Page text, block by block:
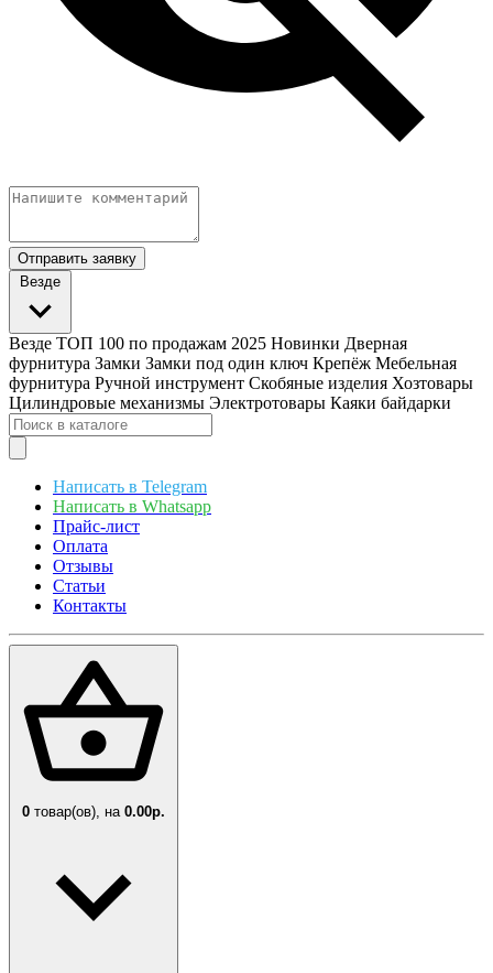
Отправить заявку
Везде
Везде ТОП 100 по продажам 2025 Новинки Дверная
фурнитура Замки Замки под один ключ Крепёж Мебельная
фурнитура Ручной инструмент Скобяные изделия Хозтовары
Цилиндровые механизмы Электротовары Каяки байдарки
Написать в Telegram
Написать в Whatsapp
Прайс-лист
Оплата
Отзывы
Статьи
Контакты
0 товар(ов), на 0.00р.